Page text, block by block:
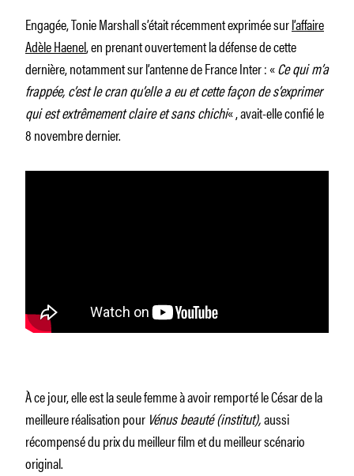
Engagée, Tonie Marshall s’était récemment exprimée surl’affaire
Adèle Haenel, en prenant ouvertement la défense de cette
dernière, notamment sur l’antenne de France Inter : «Ce qui m’a
frappée, c’est le cran qu’elle a eu et cette façon de s’exprimer
qui est extrêmement claire et sans chichi« , avait-elle confié le
8 novembre dernier.
À ce jour, elle est la seule femme à avoir remporté le César de la
meilleure réalisation pour Vénus beauté (institut),aussi
récompensé du prix du meilleur film et du meilleur scénario
original.